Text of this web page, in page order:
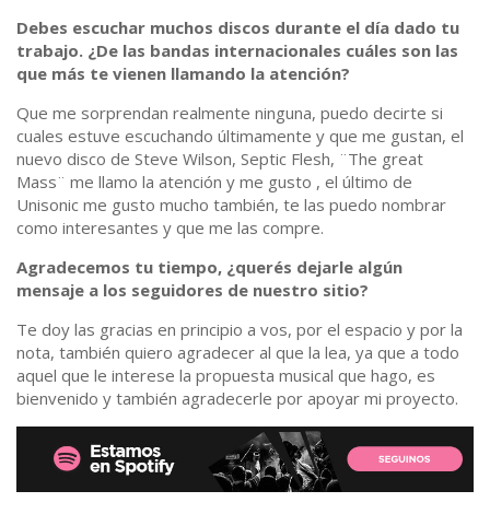
Debes escuchar muchos discos durante el día dado tu
trabajo. ¿De las bandas internacionales cuáles son las
que más te vienen llamando la atención?
Que me sorprendan realmente ninguna, puedo decirte si
cuales estuve escuchando últimamente y que me gustan, el
nuevo disco de Steve Wilson, Septic Flesh, ¨The great
Mass¨ me llamo la atención y me gusto , el último de
Unisonic me gusto mucho también, te las puedo nombrar
como interesantes y que me las compre.
Agradecemos tu tiempo, ¿querés dejarle algún
mensaje a los seguidores de nuestro sitio?
Te doy las gracias en principio a vos, por el espacio y por la
nota, también quiero agradecer al que la lea, ya que a todo
aquel que le interese la propuesta musical que hago, es
bienvenido y también agradecerle por apoyar mi proyecto.